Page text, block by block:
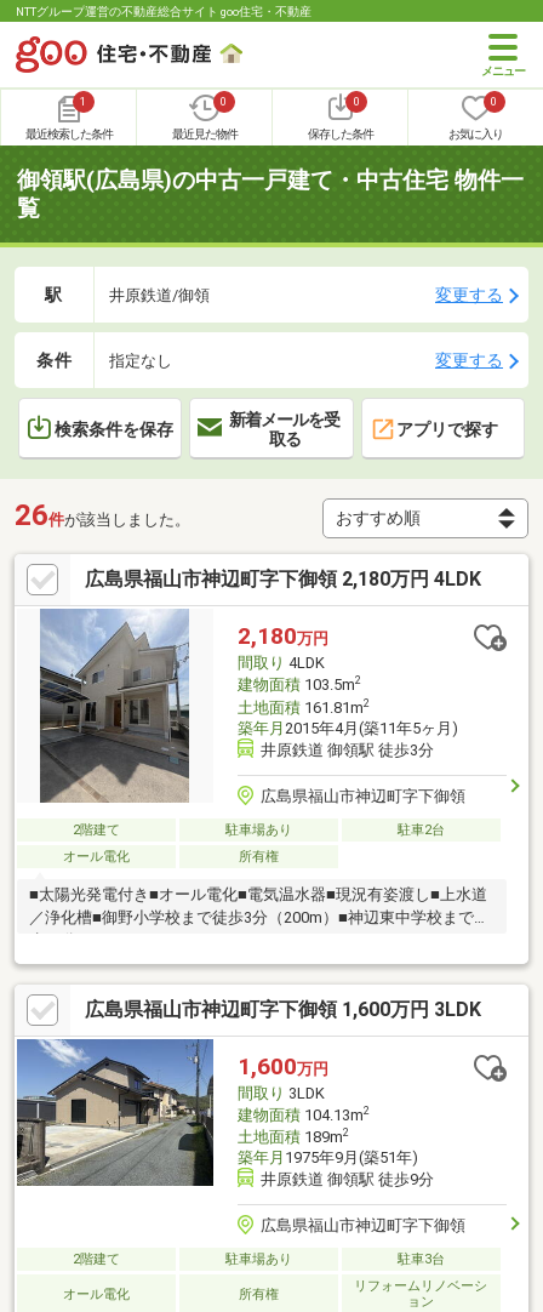
NTTグループ運営の不動産総合サイト goo住宅・不動産
1
最近検索した条件
0
最近見た物件
0
保存した条件
0
お気に入り
御領駅(広島県)の中古一戸建て・中古住宅 物件一
覧
駅 井原鉄道/御領 変更する
条件 指定なし 変更する
検索条件を保存
新着メールを受
取る
アプリで探す
26件が該当しました。
広島県福山市神辺町字下御領 2,180万円 4LDK
2,180万円
間取り 4LDK
建物面積103.5m2
土地面積161.81m2
築年月 2015年4月(築11年5ヶ月)
井原鉄道 御領駅 徒歩3分
広島県福山市神辺町字下御領
2階建て 駐車場あり
駐車2台
オール電化
所有権
■太陽光発電付き■オール電化■電気温水器■現況有姿渡し■上水道
／浄化槽■御野小学校まで徒歩3分（200m）■神辺東中学校まで徒
広島県福山市神辺町字下御領 1,600万円 3LDK
1,600万円
間取り 3LDK
建物面積104.13m2
土地面積189m2
築年月 1975年9月(築51年)
井原鉄道 御領駅 徒歩9分
広島県福山市神辺町字下御領
2階建て 駐車場あり 駐車3台
オール電化 所有権
リフォームリノベーシ
ョン